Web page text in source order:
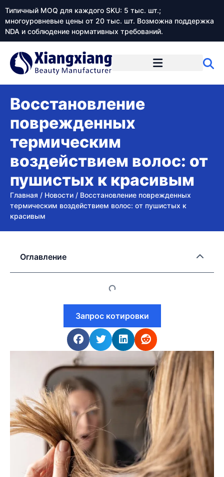
Типичный MOQ для каждого SKU: 5 тыс. шт.;
многоуровневые цены от 20 тыс. шт. Возможна поддержка
NDA и соблюдение нормативных требований.
Восстановление
поврежденных
термическим
воздействием волос: от
пушистых к красивым
Главная / Новости / Восстановление поврежденных
термическим воздействием волос: от пушистых к
красивым
Оглавление
Запрос котировки